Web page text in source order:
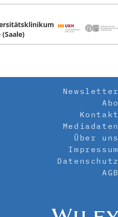
(Saale)
Newsletter
Abo
Kontakt
Mediadaten
Über uns
Impressum
Datenschutz
AGB